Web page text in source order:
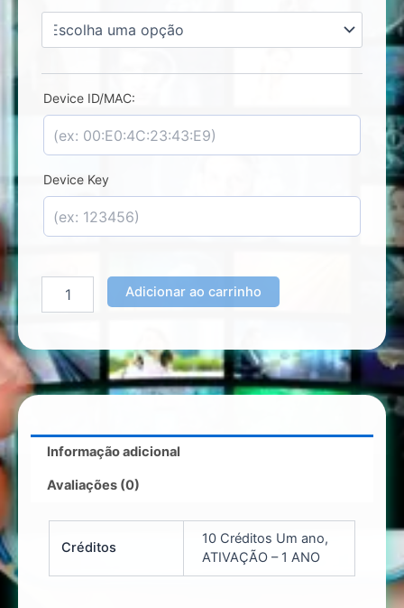
Device ID/MAC:
Device Key
Ativação
quantidade
Adicionar ao carrinho
Informação adicional
Avaliações (0)
Créditos
10 Créditos Um ano,
ATIVAÇÃO – 1 ANO